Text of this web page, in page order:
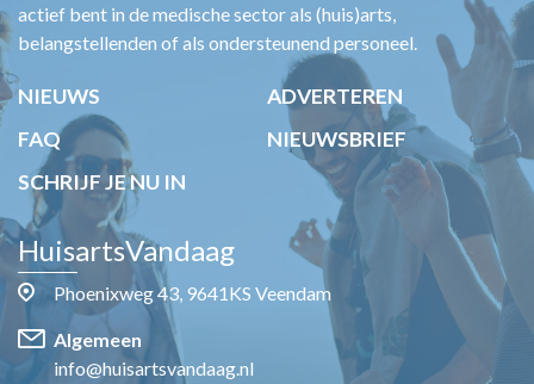
actief bent in de medische sector als (huis)arts,
belangstellenden of als ondersteunend personeel.
NIEUWS
ADVERTEREN
FAQ
NIEUWSBRIEF
SCHRIJF JE NU IN
HuisartsVandaag
Phoenixweg 43, 9641KS Veendam
Algemeen
info@huisartsvandaag.nl